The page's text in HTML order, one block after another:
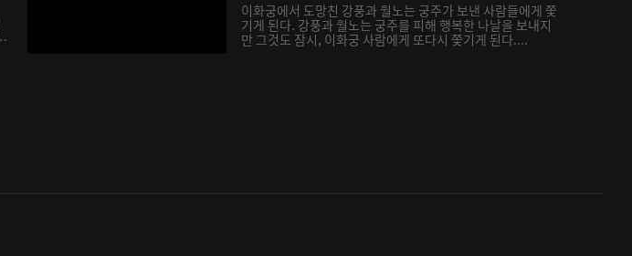
이화궁에서 도망친 강풍과 월노는 궁주가 보낸 사람들에게 쫓
기게 된다. 강풍과 월노는 궁주를 피해 행복한 나날을 보내지
만 그것도 잠시, 이화궁 사람에게 또다시 쫓기게 된다....